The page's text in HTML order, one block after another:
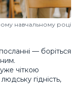
навчальному році
— боріться
чіткою
гідність,